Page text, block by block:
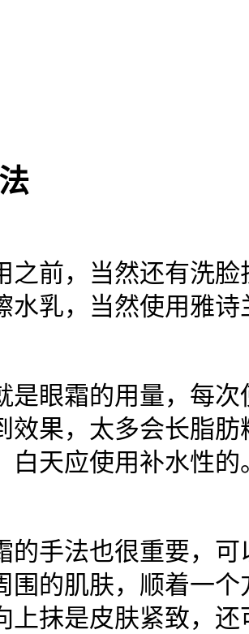
之前，当然还有洗
水乳，当然使用雅
是眼霜的用量，每
效果，太多会长脂
白天应使用补水性的
的手法也很重要，
围的肌肤，顺着一
上抹是皮肤紧致，